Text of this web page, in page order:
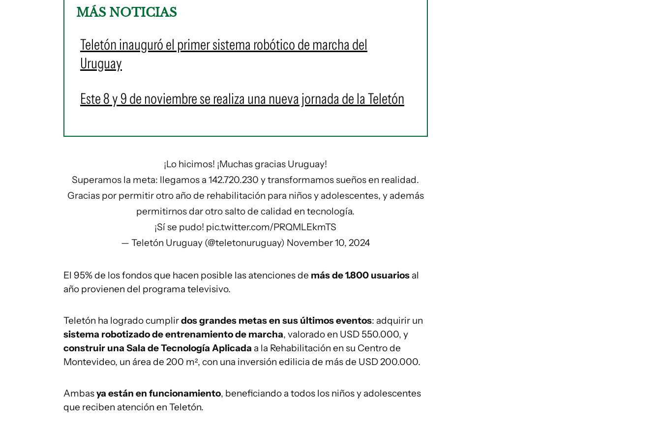
MÁS NOTICIAS
Teletón inauguró el primer sistema robótico de marcha del
Uruguay
Este 8 y 9 de noviembre se realiza una nueva jornada de la Teletón
¡Lo hicimos! ¡Muchas gracias Uruguay!
Superamos la meta: llegamos a 142.720.230 y transformamos sueños en realidad.
Gracias por permitir otro año de rehabilitación para niños y adolescentes, y además
permitirnos dar otro salto de calidad en tecnología.
¡Sí se pudo! pic.twitter.com/PRQMLEkmTS
— Teletón Uruguay (@teletonuruguay) November 10, 2024
El 95% de los fondos que hacen posible las atenciones de más de 1.800 usuarios al
año provienen del programa televisivo.
Teletón ha logrado cumplirdos grandes metas en sus últimos eventos: adquirir un
sistema robotizado de entrenamiento de marcha, valorado en USD 550.000, y
construir una Sala de Tecnología Aplicada a la Rehabilitación en su Centro de
Montevideo, un área de 200 m², con una inversión edilicia de más de USD 200.000.
Ambasya están en funcionamiento, beneficiando a todos los niños y adolescentes
que reciben atención en Teletón.